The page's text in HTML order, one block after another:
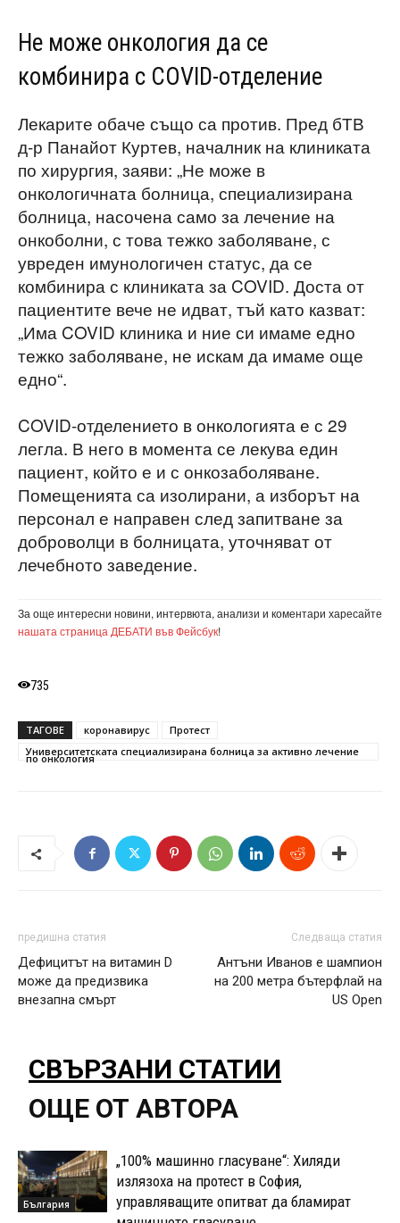
Не може онкология да се
комбинира с COVID-отделение
Лекарите обаче също са против. Пред бТВ
д-р Панайот Куртев, началник на клиниката
по хирургия, заяви: „Не може в
онкологичната болница, специализирана
болница, насочена само за лечение на
онкоболни, с това тежко заболяване, с
увреден имунологичен статус, да се
комбинира с клиниката за COVID. Доста от
пациентите вече не идват, тъй като казват:
„Има COVID клиника и ние си имаме едно
тежко заболяване, не искам да имаме още
едно“.
COVID-отделението в онкологията е с 29
легла. В него в момента се лекува един
пациент, който е и с онкозаболяване.
Помещенията са изолирани, а изборът на
персонал е направен след запитване за
доброволци в болницата, уточняват от
лечебното заведение.
За още интересни новини, интервюта, анализи и коментари харесайте
нашата страница ДЕБАТИ във Фейсбук!
735
ТАГОВЕ коронавирус
Протест
Университетската специализирана болница за активно лечение
по онкология
предишна статия
Дефицитът на витамин D
може да предизвика
внезапна смърт
Следваща статия
Антъни Иванов e шампион
на 200 метра бътерфлай на
US Open
СВЪРЗАНИ СТАТИИ
ОЩЕ ОТ АВТОРА
България
„100% машинно гласуване“: Хиляди
излязоха на протест в София,
управляващите опитват да бламират